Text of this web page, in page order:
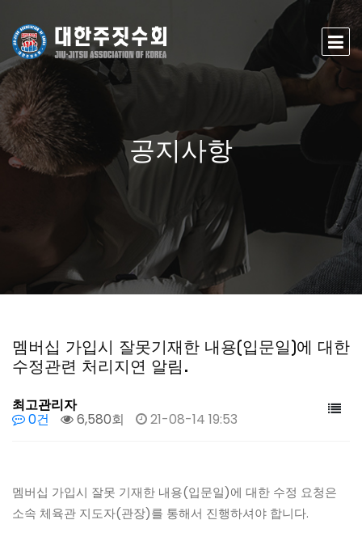
공지사항
멤버십 가입시 잘못기재한 내용(입문일)에 대한
수정관련 처리지연 알림.
최고관리자
0건 6,580회 21-08-14 19:53
멤버십 가입시 잘못 기재한 내용(입문일)에 대한 수정 요청은
소속 체육관 지도자(관장)를 통해서 진행하셔야 합니다.